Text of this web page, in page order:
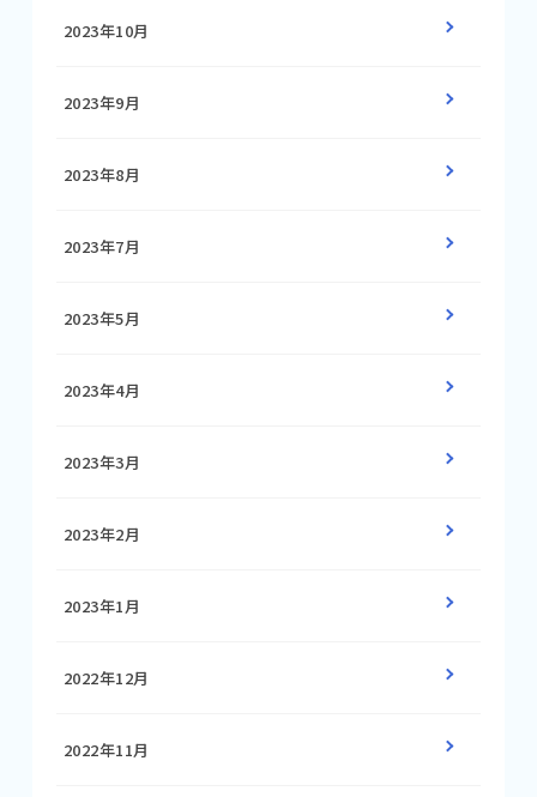
2023年10月
2023年9月
2023年8月
2023年7月
2023年5月
2023年4月
2023年3月
2023年2月
2023年1月
2022年12月
2022年11月